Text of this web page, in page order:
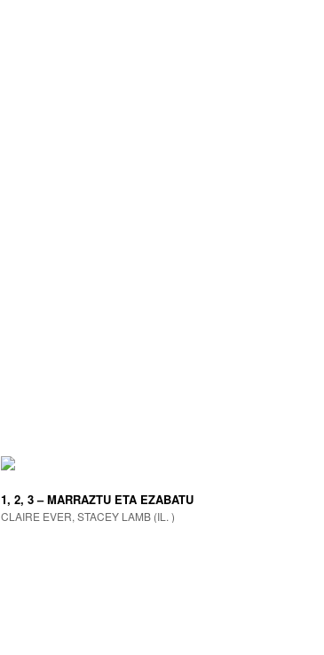
1, 2, 3 – MARRAZTU ETA EZABATU
CLAIRE EVER, STACEY LAMB (IL. )